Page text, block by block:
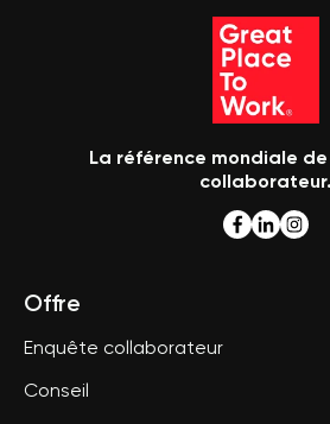
La référence mondiale
collaborateur.
Offre
Enquête collaborateur
Conseil